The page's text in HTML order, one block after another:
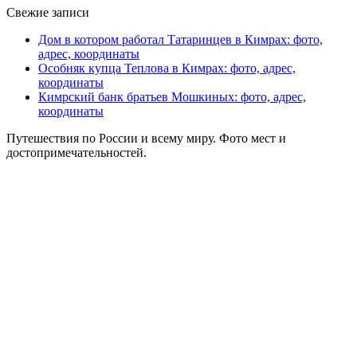
Свежие записи
Дом в котором работал Татаринцев в Кимрах: фото,
адрес, координаты
Особняк купца Теплова в Кимрах: фото, адрес,
координаты
Кимрский банк братьев Мошкиных: фото, адрес,
координаты
Путешествия по России и всему миру. Фото мест и
достопримечательностей.